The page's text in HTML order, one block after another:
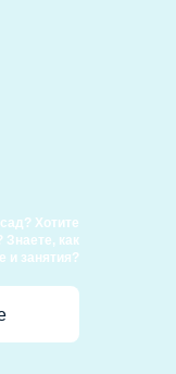
Хотите
Знаете, как
и занятия?